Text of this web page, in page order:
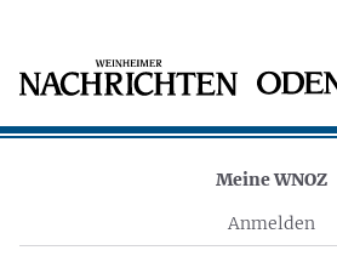
Meine WNOZ
Anmelden